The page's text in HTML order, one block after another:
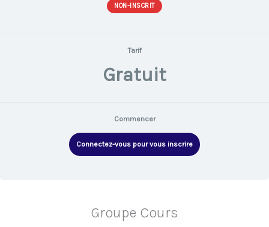
NON-INSCRIT
Tarif
Gratuit
Commencer
Connectez-vous pour vous inscrire
Groupe Cours